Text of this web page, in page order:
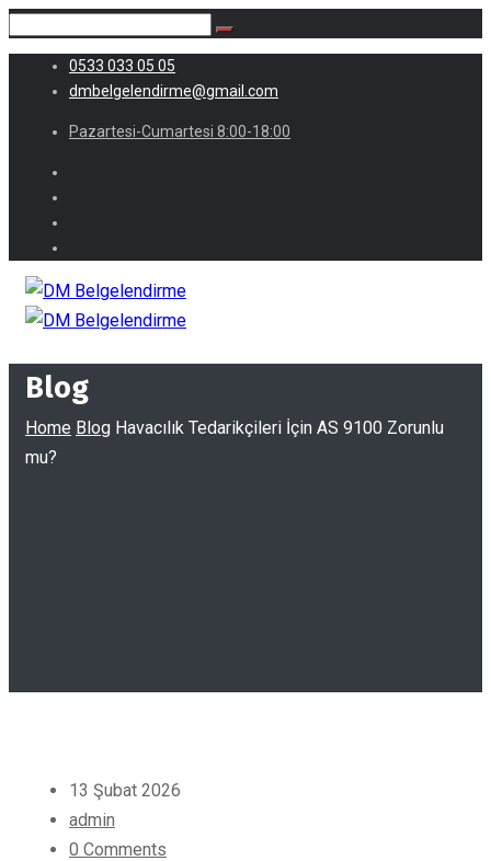
0533 033 05 05
dmbelgelendirme@gmail.com
Pazartesi-Cumartesi 8:00-18:00
Blog
Home Blog Havacılık Tedarikçileri İçin AS 9100 Zorunlu
mu?
13 Şubat 2026
admin
0 Comments